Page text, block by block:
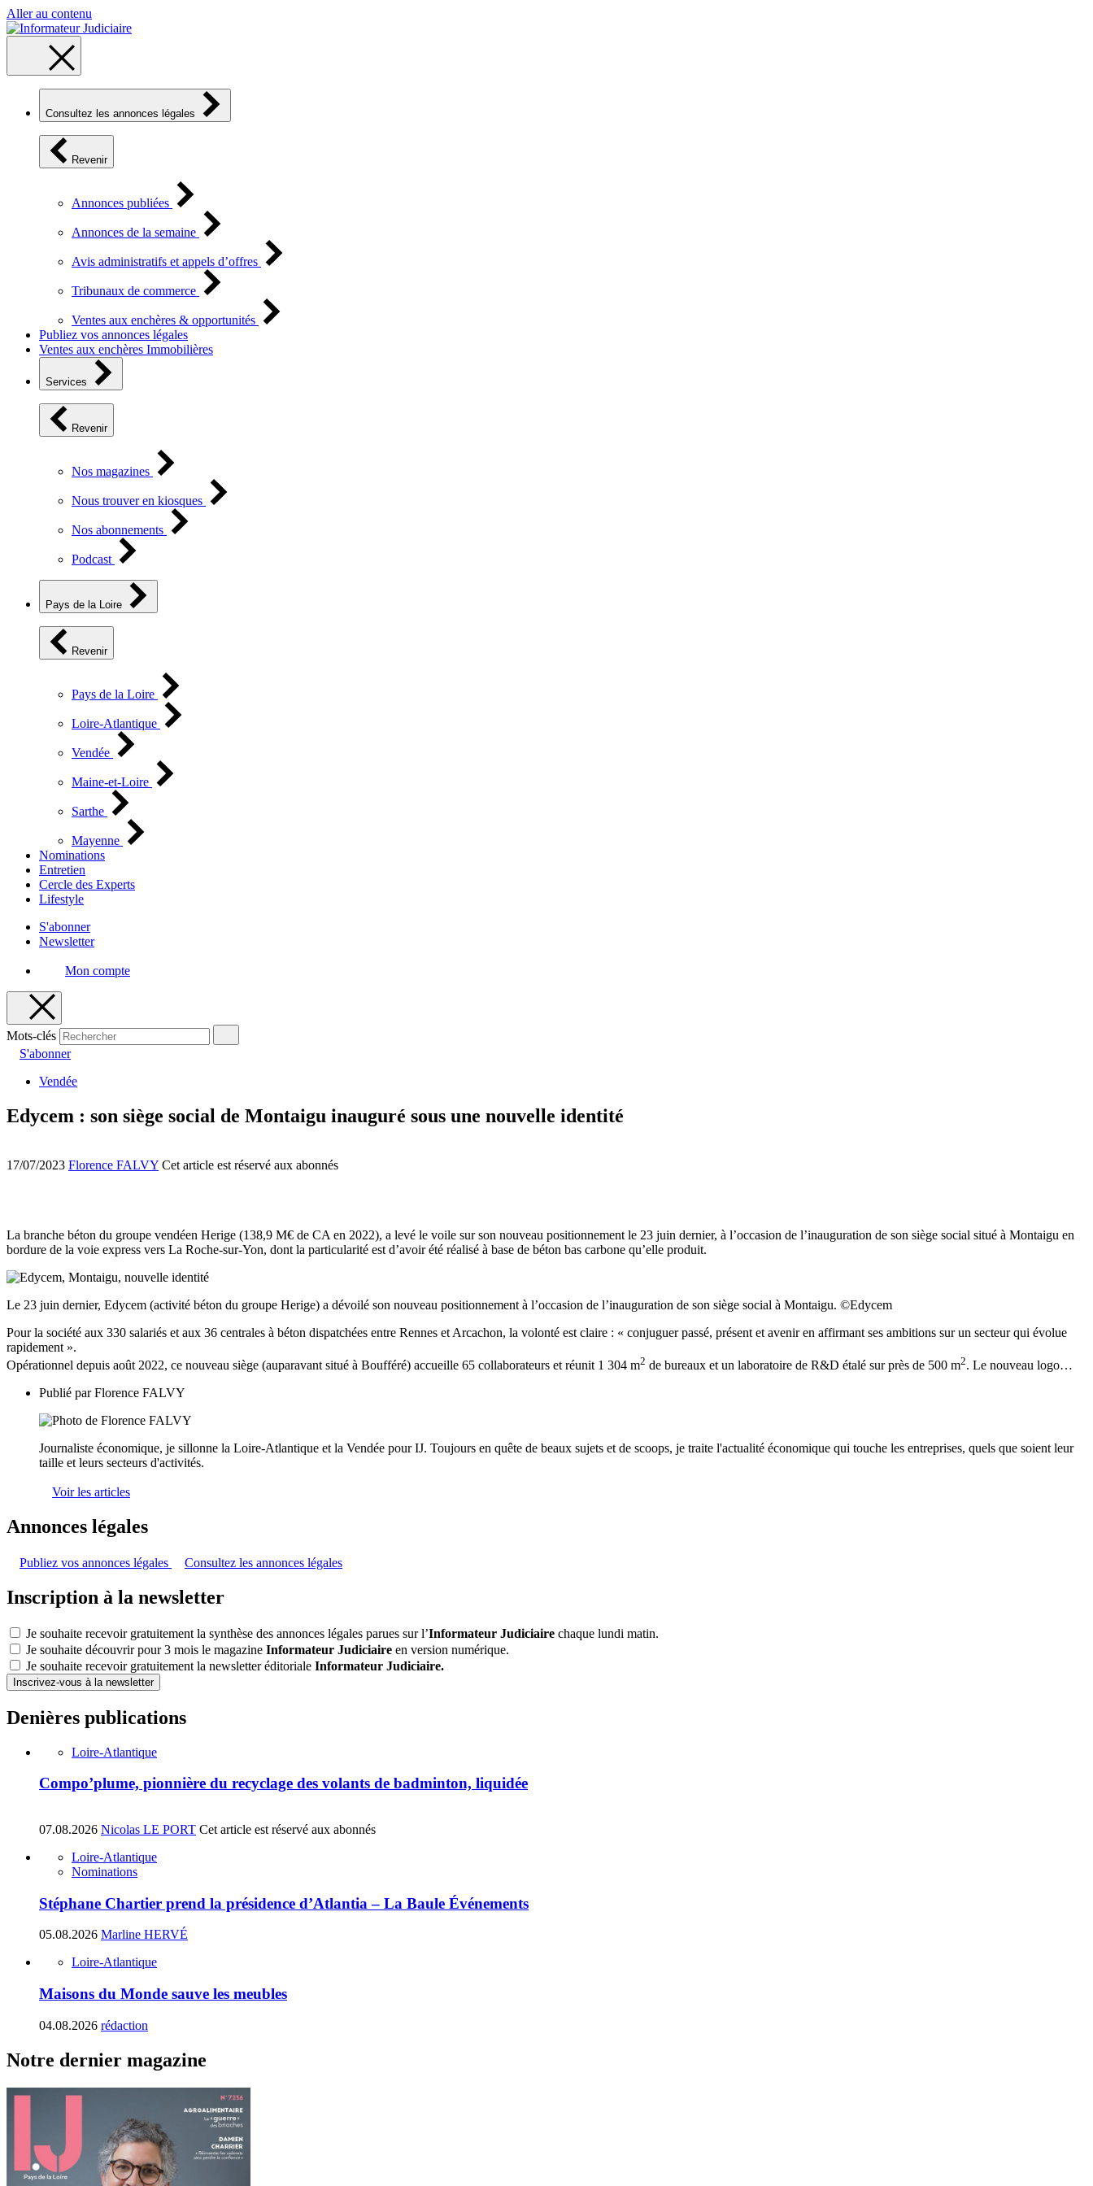
Aller au contenu
Consultez les annonces légales
Revenir
Annonces publiées
Annonces de la semaine
Avis administratifs et appels d’offres
Tribunaux de commerce
Ventes aux enchères & opportunités
Publiez vos annonces légales
Ventes aux enchères Immobilières
Services
Revenir
Nos magazines
Nous trouver en kiosques
Nos abonnements
Podcast
Pays de la Loire
Revenir
Pays de la Loire
Loire-Atlantique
Vendée
Maine-et-Loire
Sarthe
Mayenne
Nominations
Entretien
Cercle des Experts
Lifestyle
S'abonner
Newsletter
Mon compte
Mots-clés
S'abonner
Vendée
Edycem : son siège social de Montaigu inauguré sous une nouvelle identité
17/07/2023 Florence FALVY Cet article est réservé aux abonnés
La branche béton du groupe vendéen Herige (138,9 M€ de CA en 2022), a levé le voile sur son nouveau positionnement le 23 juin dernier, à l’occasion de l’inauguration de son siège social situé à Montaigu en
bordure de la voie express vers La Roche-sur-Yon, dont la particularité est d’avoir été réalisé à base de béton bas carbone qu’elle produit.
Le 23 juin dernier, Edycem (activité béton du groupe Herige) a dévoilé son nouveau positionnement à l’occasion de l’inauguration de son siège social à Montaigu. ©Edycem
Pour la société aux 330 salariés et aux 36 centrales à béton dispatchées entre Rennes et Arcachon, la volonté est claire : « conjuguer passé, présent et avenir en affirmant ses ambitions sur un secteur qui évolue
rapidement ».
Opérationnel depuis août 2022, ce nouveau siège (auparavant situé à Boufféré) accueille 65 collaborateurs et réunit 1 304 m2 de bureaux et un laboratoire de R&D étalé sur près de 500 m2. Le nouveau logo…
Publié parFlorence FALVY
Journaliste économique, je sillonne la Loire-Atlantique et la Vendée pour IJ. Toujours en quête de beaux sujets et de scoops, je traite l'actualité économique qui touche les entreprises, quels que soient leur
taille et leurs secteurs d'activités.
Voir les articles
Annonces légales
Publiez vos annonces légales Consultez les annonces légales
Inscription à la newsletter
Je souhaite recevoir gratuitement la synthèse des annonces légales parues sur l’Informateur Judiciaire chaque lundi matin.
Je souhaite découvrir pour 3 mois le magazine Informateur Judiciaire en version numérique.
Je souhaite recevoir gratuitement la newsletter éditoriale Informateur Judiciaire.
Inscrivez-vous à la newsletter
Denières publications
Loire-Atlantique
Compo’plume, pionnière du recyclage des volants de badminton, liquidée
07.08.2026 Nicolas LE PORT Cet article est réservé aux abonnés
Loire-Atlantique
Nominations
Stéphane Chartier prend la présidence d’Atlantia – La Baule Événements
05.08.2026 Marline HERVÉ
Loire-Atlantique
Maisons du Monde sauve les meubles
04.08.2026 rédaction
Notre dernier magazine